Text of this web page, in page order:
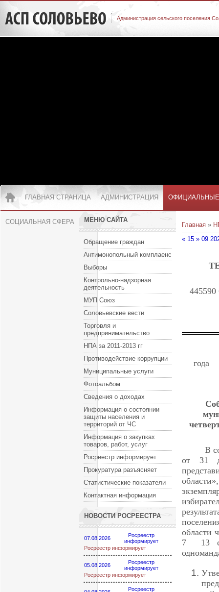
Администрация сельского поселения
ГЛАВНАЯ СТРАНИЦА АДМИНИСТРАЦИЯ
СОЦИАЛЬНАЯ СФЕРА МЕНЮ САЙТА
Обращение граждан
Антимонопольный комплаенс
Выборы
Контрольно-надзорная
деятельность
МУП Союз
Соловьевские вести
Торговля и
предпринимательство
НПА за 2011-2013 гг
Противодействие коррупции
Муниципальные услуги
Фотоальбом
Сведения о доходах
Информация о состоянии
защиты населения и
территорий от ЧС
Информация о закупках
товаров, работ, услуг
Росреестр информирует
Прокуратура разъясняет
Статистические показатели
Контактная информация
НОВОСТИ РОСРЕЕСТРА
07.08.2026
Росреестр
информирует
Росреестр информирует
05.08.2026
Росреестр
информирует
Росреестр информирует
Росреестр
Главная »
« 15 » 09
445590
В
от 31
области
7 13